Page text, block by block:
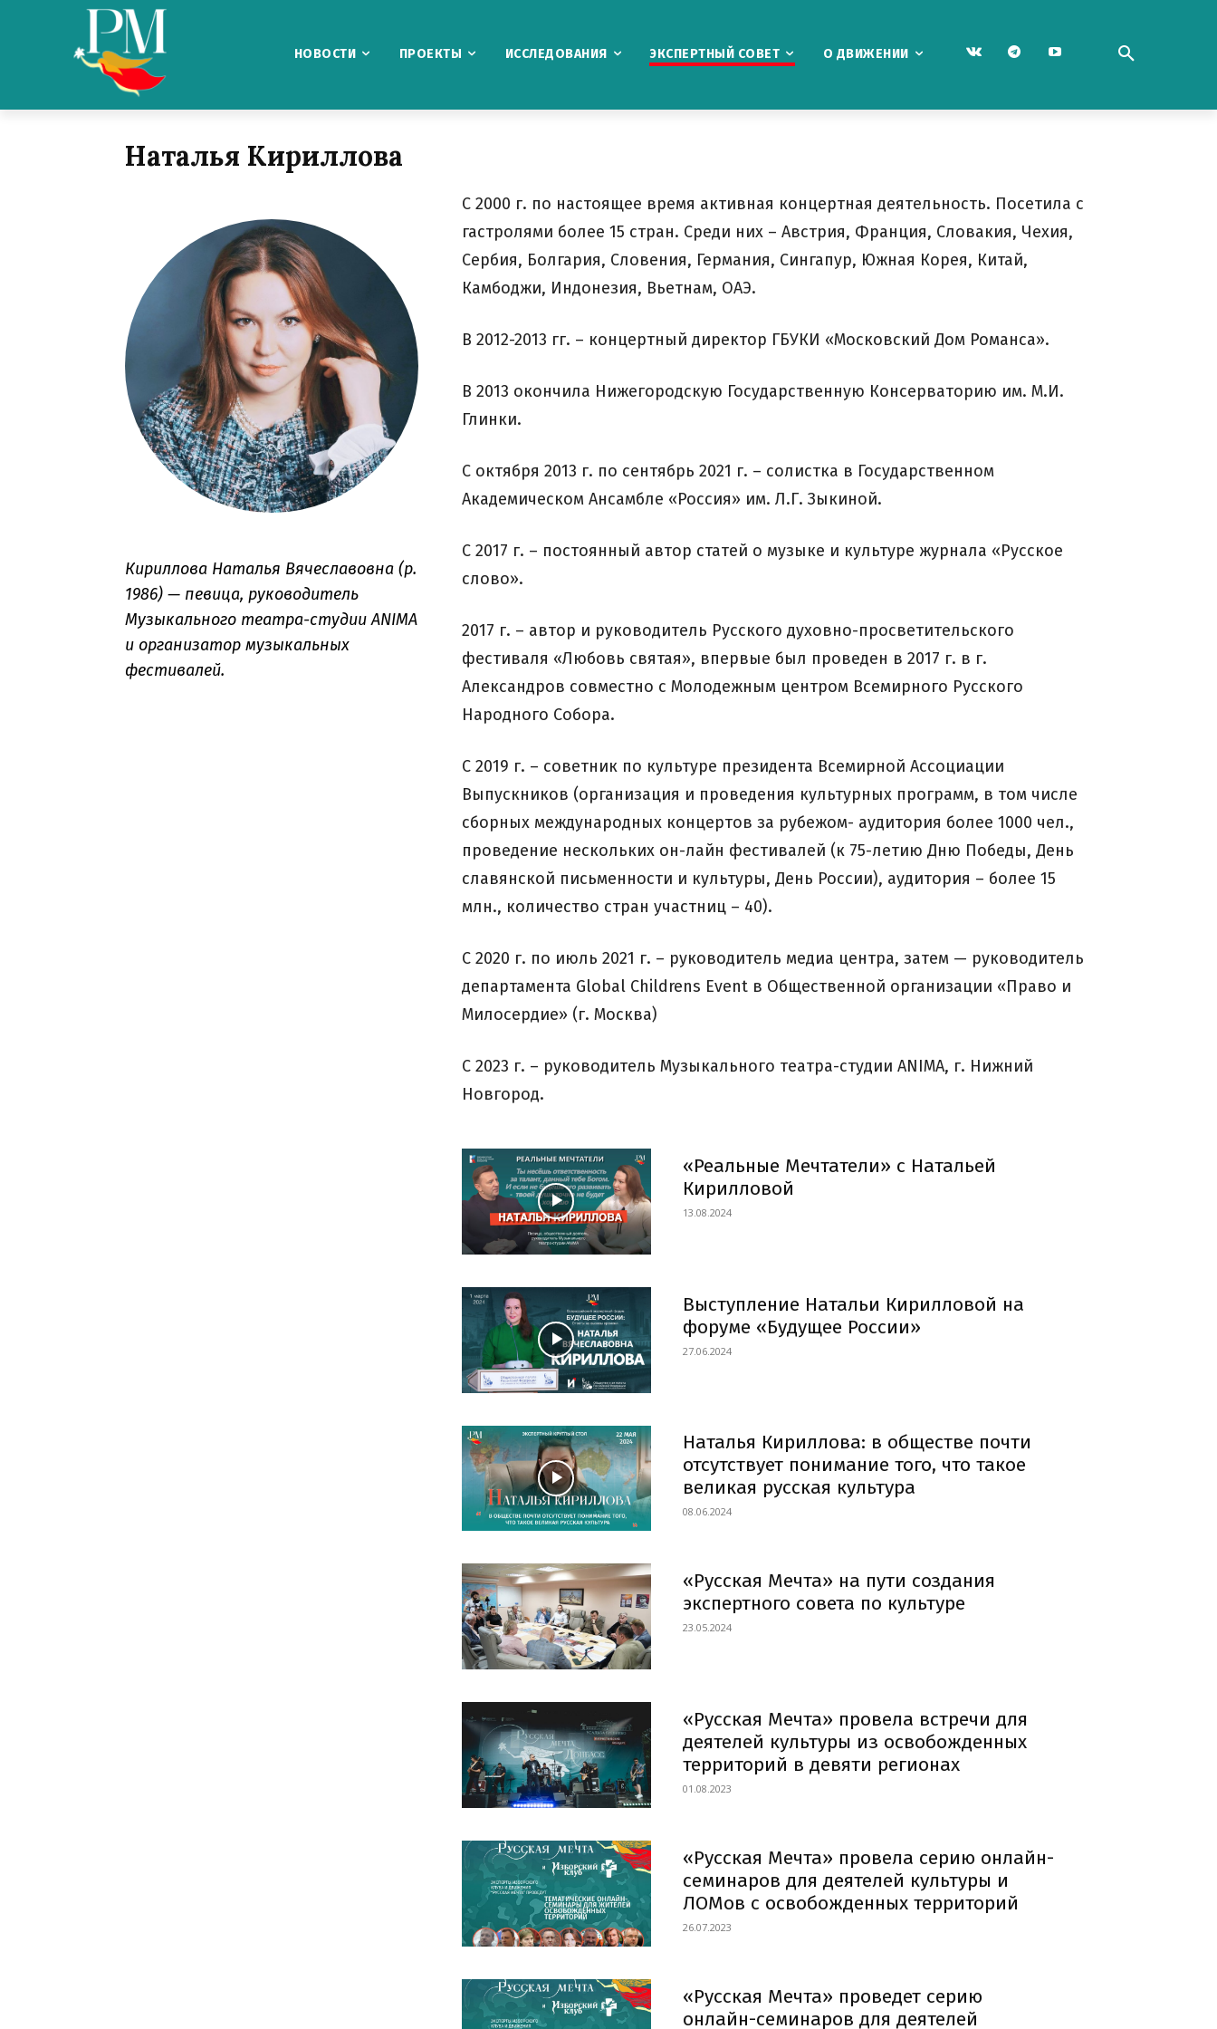
НОВОСТИ ПРОЕКТЫ ИССЛЕДОВАНИЯ ЭКСПЕРТНЫЙ СОВЕТ О ДВИЖЕНИИ
Наталья Кириллова
Кириллова Наталья Вячеславовна (р.
1986) — певица, руководитель
Музыкального театра-студии ANIMA
и организатор музыкальных
фестивалей.
С 2000 г. по настоящее время активная концертная деятельность. Посетила с
гастролями более 15 стран. Среди них – Австрия, Франция, Словакия, Чехия,
Сербия, Болгария, Словения, Германия, Сингапур, Южная Корея, Китай,
Камбоджи, Индонезия, Вьетнам, ОАЭ.
В 2012-2013 гг. – концертный директор ГБУКИ «Московский Дом Романса».
В 2013 окончила Нижегородскую Государственную Консерваторию им. М.И.
Глинки.
С октября 2013 г. по сентябрь 2021 г. – солистка в Государственном
Академическом Ансамбле «Россия» им. Л.Г. Зыкиной.
С 2017 г. – постоянный автор статей о музыке и культуре журнала «Русское
слово».
2017 г. – автор и руководитель Русского духовно-просветительского
фестиваля «Любовь святая», впервые был проведен в 2017 г. в г.
Александров совместно с Молодежным центром Всемирного Русского
Народного Собора.
С 2019 г. – советник по культуре президента Всемирной Ассоциации
Выпускников (организация и проведения культурных программ, в том числе
сборных международных концертов за рубежом- аудитория более 1000 чел.,
проведение нескольких он-лайн фестивалей (к 75-летию Дню Победы, День
славянской письменности и культуры, День России), аудитория – более 15
млн., количество стран участниц – 40).
С 2020 г. по июль 2021 г. – руководитель медиа центра, затем — руководитель
департамента Global Childrens Event в Общественной организации «Право и
Милосердие» (г. Москва)
С 2023 г. – руководитель Музыкального театра-студии ANIMA, г. Нижний
Новгород.
«Реальные Мечтатели» с Натальей
Кирилловой
13.08.2024
Выступление Натальи Кирилловой на
форуме «Будущее России»
27.06.2024
Наталья Кириллова: в обществе почти
отсутствует понимание того, что такое
великая русская культура
08.06.2024
«Русская Мечта» на пути создания
экспертного совета по культуре
23.05.2024
«Русская Мечта» провела встречи для
деятелей культуры из освобожденных
территорий в девяти регионах
01.08.2023
«Русская Мечта» провела серию онлайн-
семинаров для деятелей культуры и
ЛОМов с освобожденных территорий
26.07.2023
«Русская Мечта» проведет серию
онлайн-семинаров для деятелей